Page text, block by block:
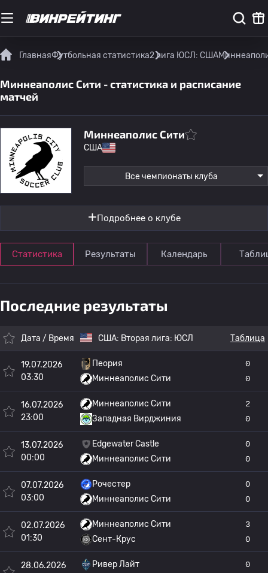
ГлавнаяФутбольная статистика2 лига ЮСЛ: США
Миннеаполис Сити - статистика и расписание
матчей
Миннеаполис Сити
США
Все чемпионаты клуба
Подробнее о клубе
Статистика Результаты Календарь
Последние результаты
Дата / Время США: Вторая лига: ЮСЛ Таблица
19.07.2026
03:30
Пеория
Миннеаполис Сити
0
0
16.07.2026
23:00
Миннеаполис Сити
Западная Вирджиния
2
0
13.07.2026
00:00
Edgewater Castle
Миннеаполис Сити
0
0
07.07.2026
03:00
Рочестер
Миннеаполис Сити
0
0
02.07.2026
01:30
Миннеаполис Сити
Сент-Крус
3
0
28.06.2026
Ривер Лайт
0